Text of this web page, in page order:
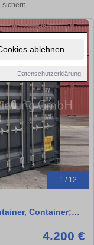
ablehnen
Datenschutzerklärung
sichern.
1 / 12
Container;…
4.200 €